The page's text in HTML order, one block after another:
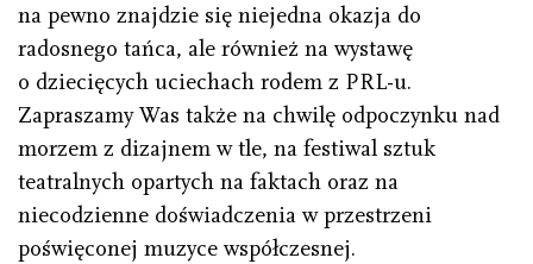
na pewno znajdzie się niejedna okazja do
radosnego tańca, ale również na wystawę
o dziecięcych uciechach rodem z PRL-u.
Zapraszamy Was także na chwilę odpoczynku nad
morzem z dizajnem w tle, na festiwal sztuk
teatralnych opartych na faktach oraz na
niecodzienne doświadczenia w przestrzeni
poświęconej muzyce współczesnej.